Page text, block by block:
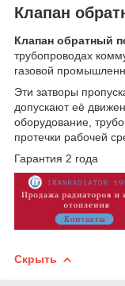
Клапан
Клапан обратный
трубопроводах
газовой
Эти затворы
допускают её
оборудование,
протечки рабочей
Гарантия 2 года
Скрыть